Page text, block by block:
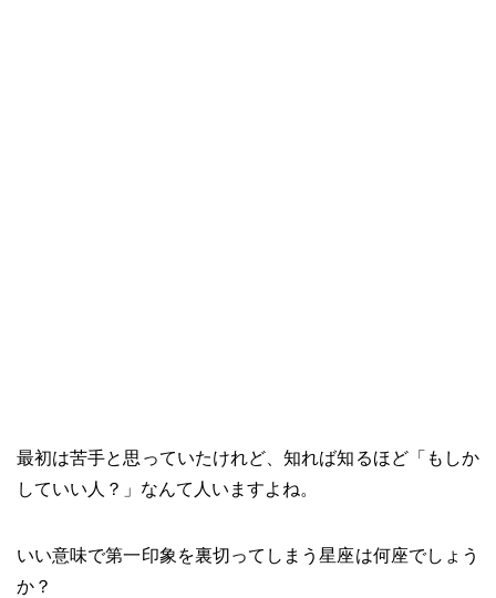
最初は苦手と思っていたけれど、知れば知るほど「もしか
していい人？」なんて人いますよね。
いい意味で第一印象を裏切ってしまう星座は何座でしょう
か？